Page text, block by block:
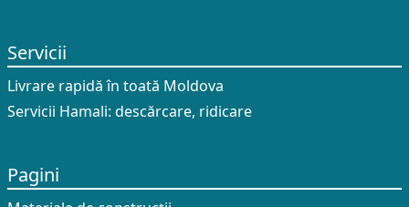
Servicii
Livrare rapidă în toată Moldova
Servicii Hamali: descărcare, ridicare
Pagini